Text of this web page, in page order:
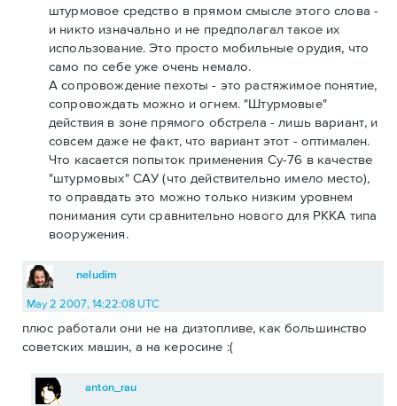
штурмовое средство в прямом смысле этого слова -
и никто изначально и не предполагал такое их
использование. Это просто мобильные орудия, что
само по себе уже очень немало.
А сопровождение пехоты - это растяжимое понятие,
сопровождать можно и огнем. "Штурмовые"
действия в зоне прямого обстрела - лишь вариант, и
совсем даже не факт, что вариант этот - оптимален.
Что касается попыток применения Су-76 в качестве
"штурмовых" САУ (что действительно имело место),
то оправдать это можно только низким уровнем
понимания сути сравнительно нового для РККА типа
вооружения.
neludim
May 2 2007, 14:22:08 UTC
плюс работали они не на дизтопливе, как большинство
советских машин, а на керосине :(
anton_rau